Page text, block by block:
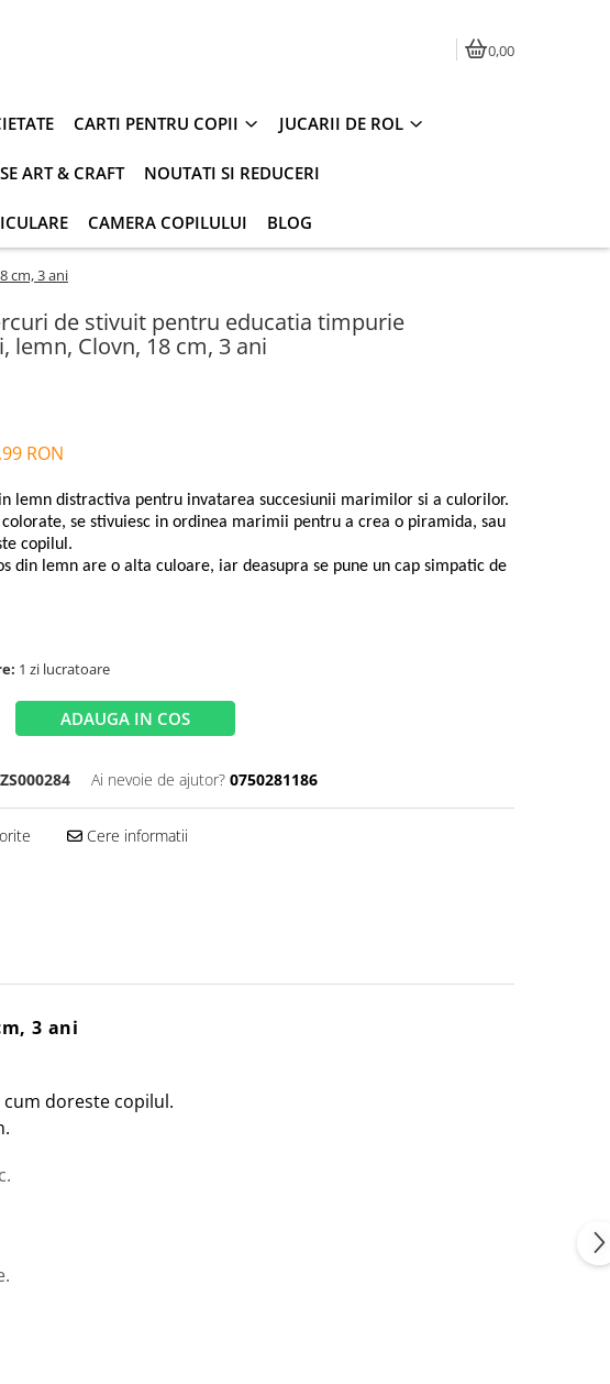
0,00
CARTI PENTRU COPII JUCARII DE ROL
ART & CRAFT NOUTATI SI REDUCERI
CAMERA COPILULUI BLOG
cm, 3 ani
de stivuit pentru educatia timpurie
lemn, Clovn, 18 cm, 3 ani
RON
lemn distractiva pentru invatarea succesiunii marimilor si a culorilor.
se stivuiesc in ordinea marimii pentru a crea o piramida, sau
copilul.
din lemn are o alta culoare, iar deasupra se pune un cap simpatic de
1 zi lucratoare
ADAUGA IN COS
Ai nevoie de ajutor? 0750281186
Cere informatii
3 ani
doreste copilul.